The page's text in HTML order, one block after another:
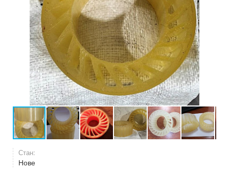
Стан:
Нове